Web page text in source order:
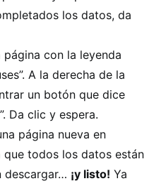
los datos, da
página con la leyenda
A la derecha de la
un botón que dice
Da clic y espera.
página nueva en
que todos los datos están
descargar… ¡y listo! Ya